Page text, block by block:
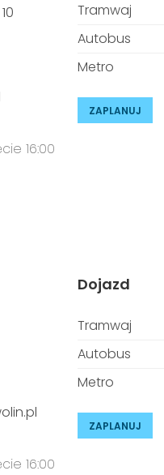
16:00
Tramwaj
Autobus
Metro
ZAPLANUJ
16:00
Dojazd
Tramwaj
Autobus
Metro
ZAPLANUJ